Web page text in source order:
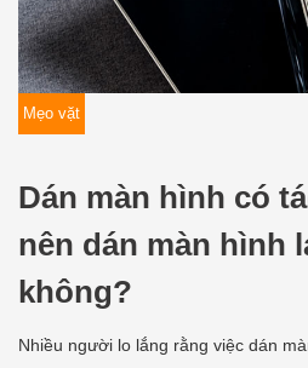
Mẹo vặt
Dán màn hình có
nên dán màn hình
không?
Nhiều người lo lắng rằng việc dán